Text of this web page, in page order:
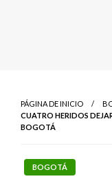
PÁGINA DE INICIO
CUATRO HERIDOS
BOGOTÁ
BOGOTÁ